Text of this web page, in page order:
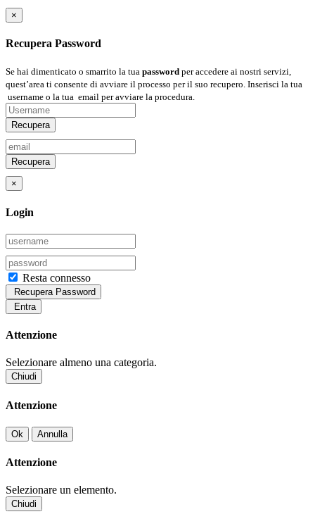
×
Recupera Password
Se hai dimenticato o smarrito la tua password per accedere ai nostri servizi,
quest’area ti consente di avviare il processo per il suo recupero. Inserisci la tua
username o la tua email per avviare la procedura.
Recupera
Recupera
×
Login
Resta connesso
Recupera Password
Entra
Attenzione
Selezionare almeno una categoria.
Chiudi
Attenzione
Ok Annulla
Attenzione
Selezionare un elemento.
Chiudi